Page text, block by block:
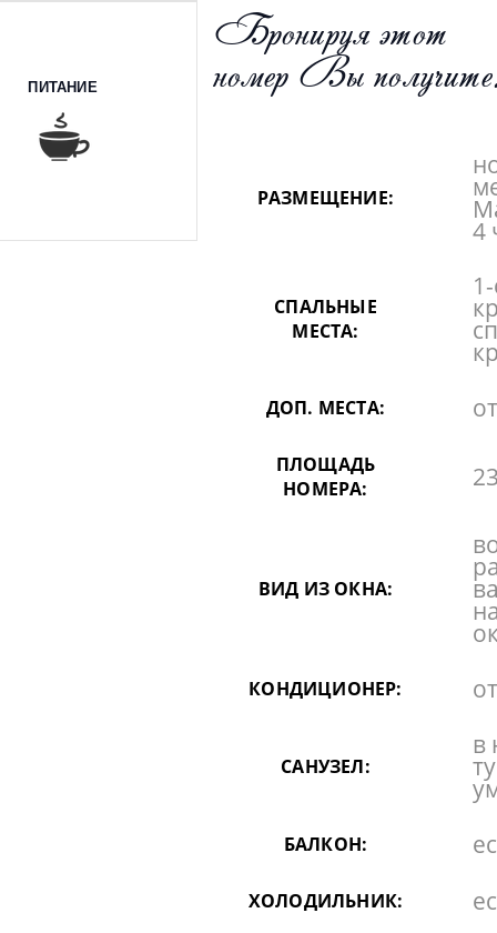
ПИТАНИЕ
Бронируя этот
номер Вы
РАЗМЕЩЕНИЕ:
4
СПАЛЬНЫЕ
МЕСТА:
ДОП. МЕСТА:
ПЛОЩАДЬ
НОМЕРА:
ВИД ИЗ ОКНА:
КОНДИЦИОНЕР:
САНУЗЕЛ:
в
БАЛКОН:
ХОЛОДИЛЬНИК: